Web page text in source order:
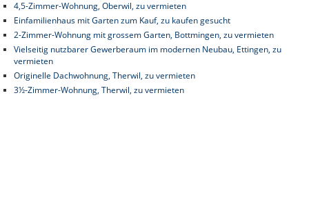
4,5-Zimmer-Wohnung, Oberwil, zu vermieten
Einfamilienhaus mit Garten zum Kauf, zu kaufen gesucht
2-Zimmer-Wohnung mit grossem Garten, Bottmingen, zu vermieten
Vielseitig nutzbarer Gewerberaum im modernen Neubau, Ettingen, zu
vermieten
Originelle Dachwohnung, Therwil, zu vermieten
3½-Zimmer-Wohnung, Therwil, zu vermieten